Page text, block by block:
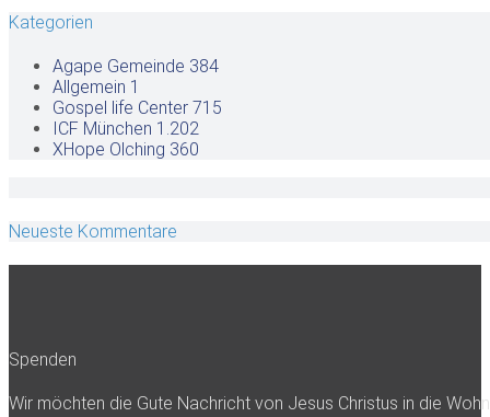
Kategorien
Agape Gemeinde 384
Allgemein 1
Gospel life Center 715
ICF München 1.202
XHope Olching 360
Neueste Kommentare
Spenden
Wir möchten die Gute Nachricht von Jesus Christus in die